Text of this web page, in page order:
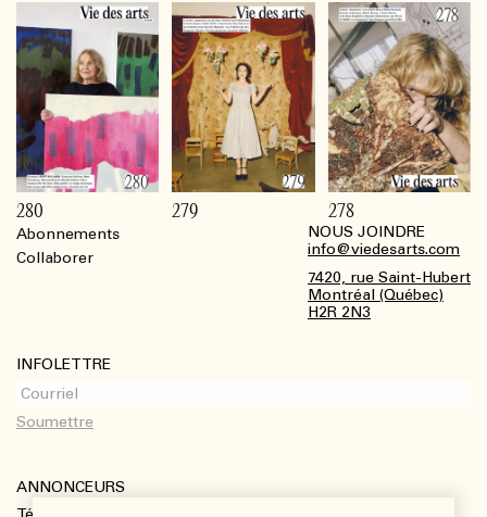
Abonnements
Collaborer
NOUS JOINDRE
info@viedesarts.com
7420, rue Saint-Hubert
Montréal (Québec)
H2R 2N3
INFOLETTRE
ANNONCEURS
280 279 278